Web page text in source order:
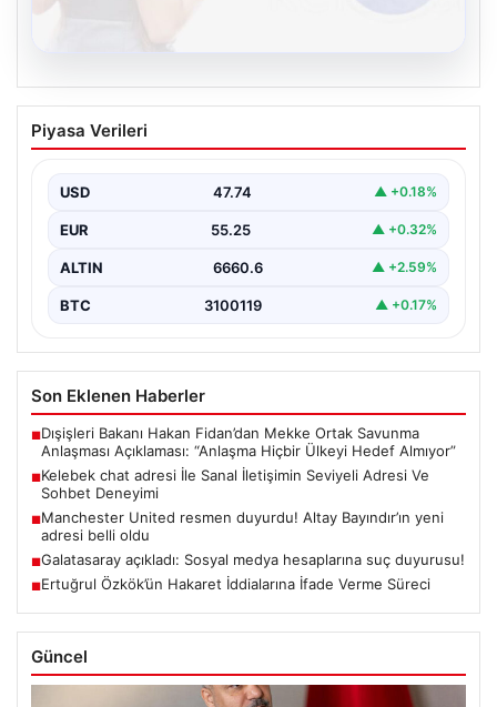
Kelebek chat adresi İle Sanal İletişimin
Seviyeli Adresi Ve Sohbet Deneyimi
kurması ciddi bir değer barındırmaktadır. Günümüzde
birçok…
Piyasa Verileri
USD 47.74 ▲ +0.18%
EUR 55.25 ▲ +0.32%
ALTIN 6660.6 ▲ +2.59%
BTC 3100119 ▲ +0.17%
Son Eklenen Haberler
■Dışişleri Bakanı Hakan Fidan’dan Mekke Ortak Savunma
Anlaşması Açıklaması: “Anlaşma Hiçbir Ülkeyi Hedef Almıyor”
■Kelebek chat adresi İle Sanal İletişimin Seviyeli Adresi Ve
Sohbet Deneyimi
■Manchester United resmen duyurdu! Altay Bayındır’ın yeni
adresi belli oldu
■Galatasaray açıkladı: Sosyal medya hesaplarına suç duyurusu!
■Ertuğrul Özkök’ün Hakaret İddialarına İfade Verme Süreci
Güncel